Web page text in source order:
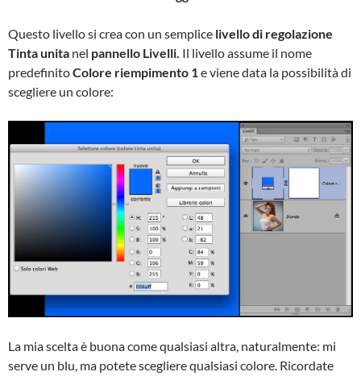
Questo livello si crea con un semplice livello di regolazione
Tinta unita nel pannello Livelli. Il livello assume il nome
predefinitoColore riempimento 1e viene data la possibilità di
scegliere un colore:
La mia scelta è buona come qualsiasi altra, naturalmente: mi
serve un blu, ma potete scegliere qualsiasi colore. Ricordate